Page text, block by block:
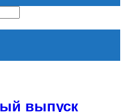
выпуск